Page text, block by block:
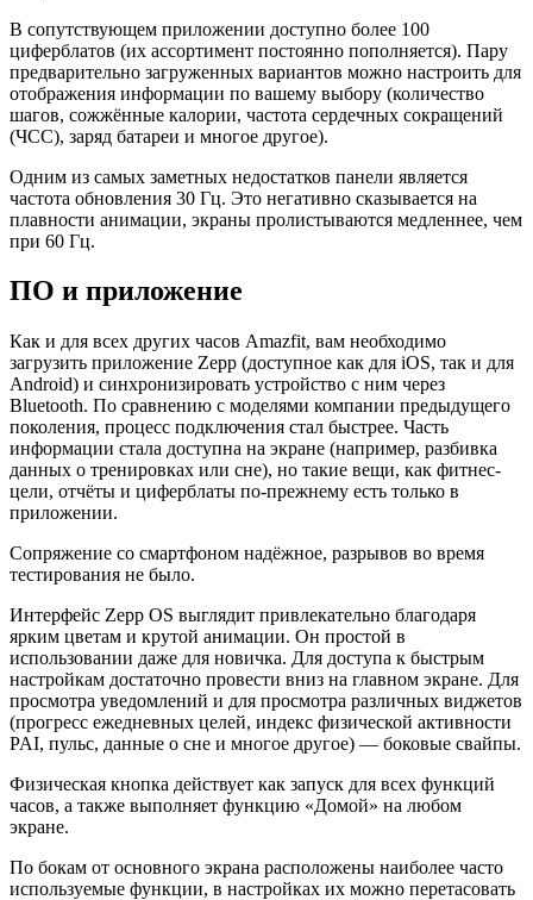
В сопутствующем приложении доступно более 100
циферблатов (их ассортимент постоянно пополняется). Пару
предварительно загруженных вариантов можно настроить для
отображения информации по вашему выбору (количество
шагов, сожжённые калории, частота сердечных сокращений
(ЧСС), заряд батареи и многое другое).
Одним из самых заметных недостатков панели является
частота обновления 30 Гц. Это негативно сказывается на
плавности анимации, экраны пролистываются медленнее, чем
при 60 Гц.
ПО и приложение
Как и для всех других часов Amazfit, вам необходимо
загрузить приложение Zepp (доступное как для iOS, так и для
Android) и синхронизировать устройство с ним через
Bluetooth. По сравнению с моделями компании предыдущего
поколения, процесс подключения стал быстрее. Часть
информации стала доступна на экране (например, разбивка
данных о тренировках или сне), но такие вещи, как фитнес-
цели, отчёты и циферблаты по-прежнему есть только в
приложении.
Сопряжение со смартфоном надёжное, разрывов во время
тестирования не было.
Интерфейс Zepp OS выглядит привлекательно благодаря
ярким цветам и крутой анимации. Он простой в
использовании даже для новичка. Для доступа к быстрым
настройкам достаточно провести вниз на главном экране. Для
просмотра уведомлений и для просмотра различных виджетов
(прогресс ежедневных целей, индекс физической активности
PAI, пульс, данные о сне и многое другое) — боковые свайпы.
Физическая кнопка действует как запуск для всех функций
часов, а также выполняет функцию «Домой» на любом
экране.
По бокам от основного экрана расположены наиболее часто
используемые функции, в настройках их можно перетасовать